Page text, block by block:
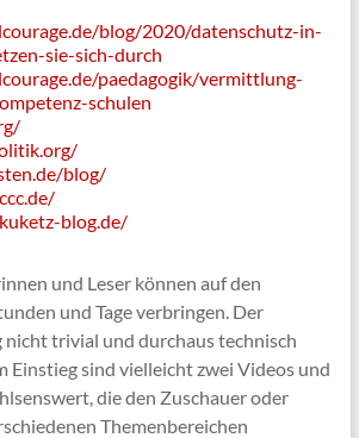
blog/2020/datenschutz-in-
sie-sich-durch
paedagogik/vermittlung-
schulen
blog/
blog.de/
und Leser können auf den
und Tage verbringen. Der
nicht trivial und durchaus technisch
Einstieg sind vielleicht zwei Videos und
die den Zuschauer oder
Themenbereichen